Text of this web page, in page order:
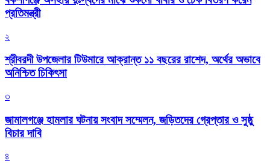
প্রতিমন্ত্রী
২
শ্রীবরদী উপজেলার টিউমারে আক্রান্ত ১১ বছরের রাশেদ, অর্থের অভাবে
অনিশ্চিত চিকিৎসা
৩
জামালগঞ্জে হামলার ঘটনায় সংবাদ সম্মেলন, জড়িতদের গ্রেপ্তার ও সুষ্ঠু
বিচার দাবি
৪